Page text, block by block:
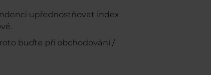
upřednostňovat index
buďte při obchodování /